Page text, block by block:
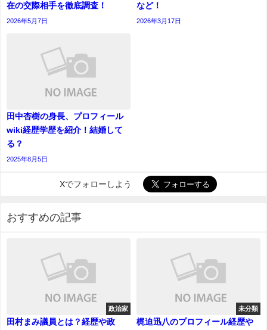
在の交際相手を徹底調査！
2026年5月7日
など！
2026年3月17日
田中杏樹の身長、プロフィール
wiki経歴学歴を紹介！結婚して
る？
2025年8月5日
Xでフォローしよう
おすすめの記事
政治家
田村まみ議員とは？経歴や政
未分類
梶迫迅八のプロフィール経歴や